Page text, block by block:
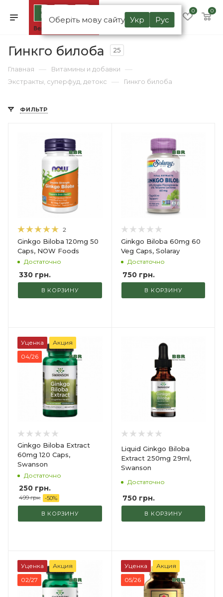
Оберіть мову сайту Укр Рус
0 0
Гинкго билоба 25
Главная — Витамины и добавки —
Экстракты, суперфуд, детокс — Гинкго билоба
ФИЛЬТР
2
Ginkgo Biloba 120mg 50
Caps, NOW Foods
Достаточно
330 грн.
В КОРЗИНУ
Ginkgo Biloba 60mg 60
Veg Caps, Solaray
Достаточно
750грн.
В КОРЗИНУ
Уценка
Акция
04/26
Ginkgo Biloba Extract
60mg 120 Caps,
Swanson
Достаточно
250 грн.
499грн. -50%
В КОРЗИНУ
Liquid Ginkgo Biloba
Extract 250mg 29ml,
Swanson
Достаточно
750грн.
В КОРЗИНУ
Уценка
Акция
02/27
Уценка
Акция
05/26